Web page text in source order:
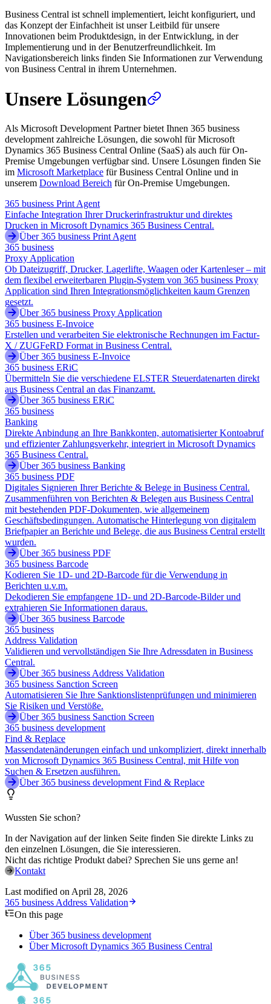
Business Central ist schnell implementiert, leicht konfiguriert, und
das Konzept der Einfachheit ist unser Leitbild für unsere
Innovationen beim Produktdesign, in der Entwicklung, in der
Implementierung und in der Benutzerfreundlichkeit. Im
Navigationsbereich links finden Sie Informationen zur Verwendung
von Business Central in ihrem Unternehmen.
Unsere Lösungen
Als Microsoft Development Partner bietet Ihnen 365 business
development zahlreiche Lösungen, die sowohl für Microsoft
Dynamics 365 Business Central Online (SaaS) als auch für On-
Premise Umgebungen verfügbar sind. Unsere Lösungen finden Sie
im Microsoft Marketplace für Business Central Online und in
unserem Download Bereich für On-Premise Umgebungen.
365 business Print Agent
Einfache Integration Ihrer Druckerinfrastruktur und direktes
Drucken in Microsoft Dynamics 365 Business Central.
Über 365 business Print Agent
365 business
Proxy Application
Ob Dateizugriff, Drucker, Lagerlifte, Waagen oder Kartenleser – mit
dem flexibel erweiterbaren Plugin-System von 365 business Proxy
Application sind Ihren Integrationsmöglichkeiten kaum Grenzen
gesetzt.
Über 365 business Proxy Application
365 business E-Invoice
Erstellen und verarbeiten Sie elektronische Rechnungen im Factur-
X / ZUGFeRD Format in Business Central.
Über 365 business E-Invoice
365 business ERiC
Übermitteln Sie die verschiedene ELSTER Steuerdatenarten direkt
aus Business Central an das Finanzamt.
Über 365 business ERiC
365 business
Banking
Direkte Anbindung an Ihre Bankkonten, automatisierter Kontoabruf
und effizienter Zahlungsverkehr, integriert in Microsoft Dynamics
365 Business Central.
Über 365 business Banking
365 business PDF
Digitales Signieren Ihrer Berichte & Belege in Business Central.
Zusammenführen von Berichten & Belegen aus Business Central
mit bestehenden PDF-Dokumenten, wie allgemeinem
Geschäftsbedingungen. Automatische Hinterlegung von digitalem
Briefpapier an Berichte und Belege, die aus Business Central erstellt
wurden.
Über 365 business PDF
365 business Barcode
Kodieren Sie 1D- und 2D-Barcode für die Verwendung in
Berichten u.v.m.
Dekodieren Sie empfangene 1D- und 2D-Barcode-Bilder und
extrahieren Sie Informationen daraus.
Über 365 business Barcode
365 business
Address Validation
Validieren und vervollständigen Sie Ihre Adressdaten in Business
Central.
Über 365 business Address Validation
365 business Sanction Screen
Automatisieren Sie Ihre Sanktionslistenprüfungen und minimieren
Sie Risiken und Verstöße.
Über 365 business Sanction Screen
365 business development
Find & Replace
Massendatenänderungen einfach und unkompliziert, direkt innerhalb
von Microsoft Dynamics 365 Business Central, mit Hilfe von
Suchen & Ersetzen ausführen.
Über 365 business development Find & Replace
Wussten Sie schon?
In der Navigation auf der linken Seite finden Sie direkte Links zu
den einzelnen Lösungen, die Sie interessieren.
Nicht das richtige Produkt dabei? Sprechen Sie uns gerne an!
Kontakt
Last modified on April 28, 2026
365 business Address Validation
On this page
Über 365 business development
Über Microsoft Dynamics 365 Business Central